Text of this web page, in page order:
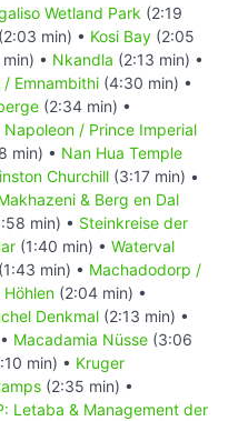
Wetland Park (2:19
(2:03 min) • Kosi Bay (2:05
• Nkandla (2:13 min) •
Emnambithi (4:30 min) •
(2:34 min) •
/ Prince Imperial
min) • Nan Hua Temple
Churchill (3:17 min) •
& Berg en Dal
min) • Steinkreise der
(1:40 min) • Waterval
(1:43 min) • Machadodorp /
Höhlen (2:04 min) •
Denkmal (2:13 min) •
Macadamia Nüsse (3:06
min) • Kruger
(2:35 min) •
Letaba & Management der